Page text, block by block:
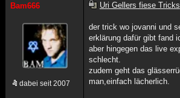
Bam666
dabei seit 2007
Uri Gellers fiese Tricks
der trick wo jovanni und
erklärung dafür gibt fand
aber hingegen das live
schlecht.
zudem geht das
man,einfach lächerlich.